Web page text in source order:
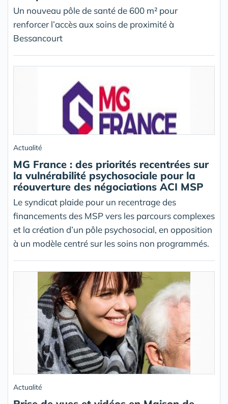
Un nouveau pôle de santé de 600 m² pour
renforcer l’accès aux soins de proximité à
Bessancourt
Actualité
MG France : des priorités recentrées sur
la vulnérabilité psychosociale pour la
réouverture des négociations ACI MSP
Le syndicat plaide pour un recentrage des
financements des MSP vers les parcours complexes
et la création d’un pôle psychosocial, en opposition
à un modèle centré sur les soins non programmés.
Actualité